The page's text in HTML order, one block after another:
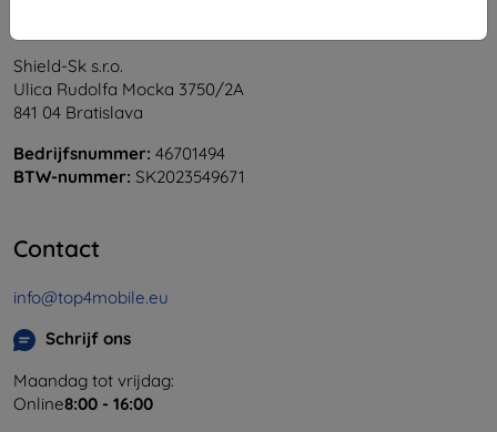
Shield-Sk s.r.o.
Ulica Rudolfa Mocka 3750/2A
841 04 Bratislava
Bedrijfsnummer: 46701494
BTW-nummer: SK2023549671
Contact
info@top4mobile.eu
Schrijf ons
Maandag tot vrijdag:
Online8:00 - 16:00